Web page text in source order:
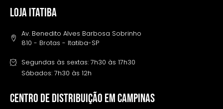
LOJA ITATIBA
Av. Benedito Alves Barbosa Sobrinho
810 - Brotas - Itatiba-SP
Segundas às sextas: 7h30 às 17h30
Sábados: 7h30 às 12h
Centro de distribuição em campinas